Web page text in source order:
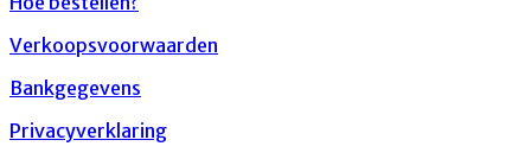
Verkoopsvoorwaarden
Bankgegevens
Privacyverklaring